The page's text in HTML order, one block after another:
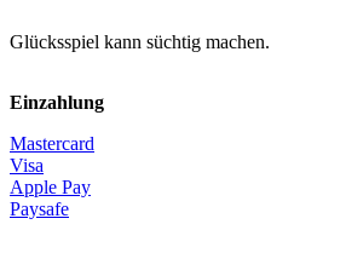
Glücksspiel kann süchtig machen.
Einzahlung
Mastercard
Visa
Apple Pay
Paysafe